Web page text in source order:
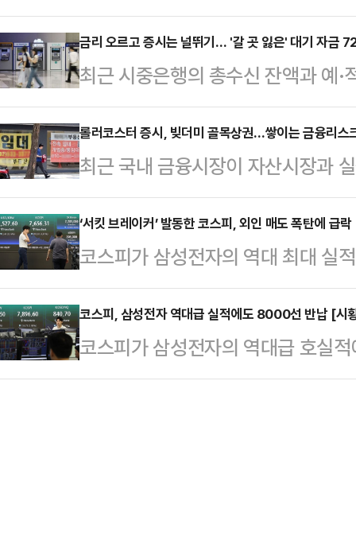
됐다.7일 한국거래소에 따르면 이
1단계 서킷 브레이커가 발동돼 20
주식시장에서 주가가 급등하거나
정지시키는 조치다.코스피가 전 거
상 유지하자 서킷브레이커 발동 요
장에 상장된 모든 종목의 거래가 일
도 중단됐다.…
금리 오르고 증시는 널뛰기… '갈 곳 잃은' 대기 자금
최근 시중은행의 총수신 잔액과 예
데, 언제든 자금을 뺄 수 있는 투자
최대치를 기록했다.하반기 추가 금
솟은 데다 주식시장의 널뛰기 장세
투자자들이 일단 은행에 돈을 묶어
권에 따르면 지난달 말 기준 KB국
행의 총수신 잔액은 2252조5797
저축성 예금인 …
롤러코스터 증시, 빚더미 골목상권…쌓이는 금융리스
최근 국내 금융시장이 자산시장과
구조로 흘러가고 있다.증시에서는
투자)'가 확산하는 반면, 골목상권
자대출에 의존해 버티는 모습이다.
보이면서 금융권에서는 대출 규모
우려가 나온다.3일 한국은행이 박
르면 올해 1분기 말 자영업자의 금
집계됐다. 관련 통계 작성…
‘서킷 브레이커’ 발동한 코스피, 외인 매도 폭탄에 급
코스피가 삼성전자의 역대 최대 실
량 급락했다.7일 한국거래소에 따
395.02포인트(4.91%) 밀린
132.13포인트(1.64%) 내린
7389.22까지 떨어졌다. 이에 거래
코스피, 삼성전자 역대급 실적에도 8000선 반납 [시
코스피가 삼성전자의 역대급 호실
을 반납했다.7일 한국거래소에 따